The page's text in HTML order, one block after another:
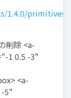
1.4.0/primitives/
削除 <a-
1 0.5 -3"
<a-
5"